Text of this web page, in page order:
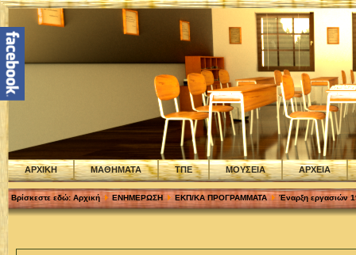
ΑΡΧΙΚΗ ΜΑΘΗΜΑΤΑ ΤΠΕ ΜΟΥΣΕΙΑ ΑΡΧΕΙΑ
Βρίσκεστε εδώ: Αρχική ΕΝΗΜΕΡΩΣΗ ΕΚΠ/ΚΑ ΠΡΟΓΡΑΜΜΑΤΑ Έναρξη εργασιών